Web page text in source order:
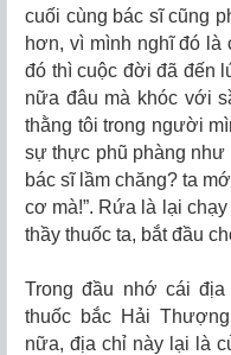
cuối cùng bác sĩ cũng
hơn, vì mình nghĩ đó là
đó thì cuộc đời đã đến
nữa đâu mà khóc với
thằng tôi trong người
sự thực phũ phàng như
bác sĩ lầm chăng? ta
cơ mà!”. Rứa là lại
thầy thuốc ta, bắt đầu
Trong đầu nhớ cái
thuốc bắc Hải
nữa, địa chỉ này lại là